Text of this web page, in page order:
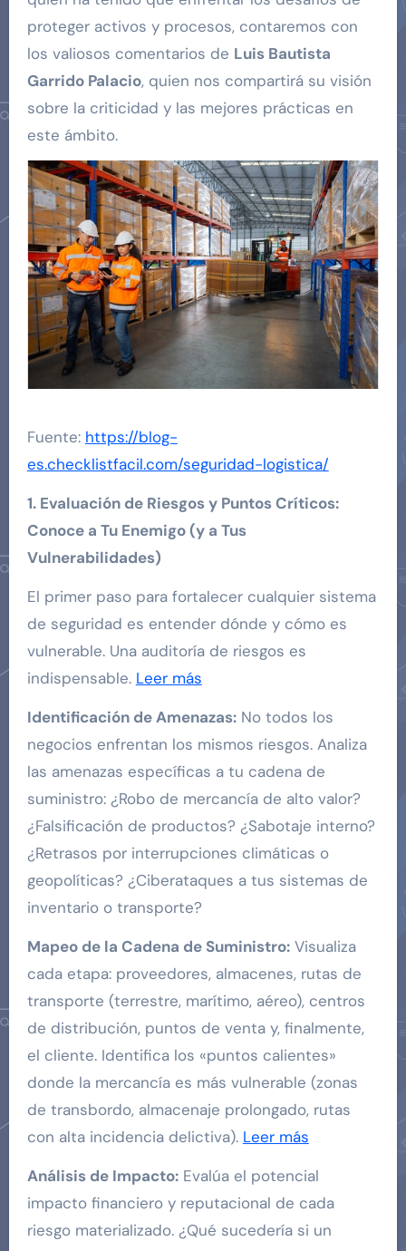
proteger activos y procesos, contaremos con
los valiosos comentarios de Luis Bautista
Garrido Palacio, quien nos compartirá su visión
sobre la criticidad y las mejores prácticas en
este ámbito.
Fuente: https://blog-
es.checklistfacil.com/seguridad-logistica/
1. Evaluación de Riesgos y Puntos Críticos:
Conoce a Tu Enemigo (y a Tus
Vulnerabilidades)
El primer paso para fortalecer cualquier sistema
de seguridad es entender dónde y cómo es
vulnerable. Una auditoría de riesgos es
indispensable. Leer más
Identificación de Amenazas:No todos los
negocios enfrentan los mismos riesgos. Analiza
las amenazas específicas a tu cadena de
suministro: ¿Robo de mercancía de alto valor?
¿Falsificación de productos? ¿Sabotaje interno?
¿Retrasos por interrupciones climáticas o
geopolíticas? ¿Ciberataques a tus sistemas de
inventario o transporte?
Mapeo de la Cadena de Suministro:Visualiza
cada etapa: proveedores, almacenes, rutas de
transporte (terrestre, marítimo, aéreo), centros
de distribución, puntos de venta y, finalmente,
el cliente. Identifica los «puntos calientes»
donde la mercancía es más vulnerable (zonas
de transbordo, almacenaje prolongado, rutas
con alta incidencia delictiva). Leer más
Análisis de Impacto:Evalúa el potencial
impacto financiero y reputacional de cada
riesgo materializado. ¿Qué sucedería si un